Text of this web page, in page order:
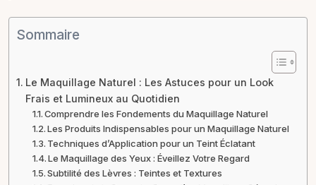
Sommaire
Le Maquillage Naturel : Les Astuces pour un Look
Frais et Lumineux au Quotidien
Comprendre les Fondements du Maquillage Naturel
Les Produits Indispensables pour un Maquillage Naturel
Techniques d’Application pour un Teint Éclatant
Le Maquillage des Yeux : Éveillez Votre Regard
Subtilité des Lèvres : Teintes et Textures